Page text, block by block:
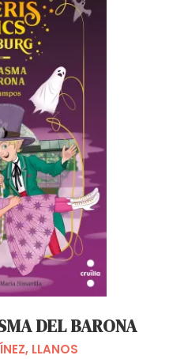
DEL BARONA
LLANOS